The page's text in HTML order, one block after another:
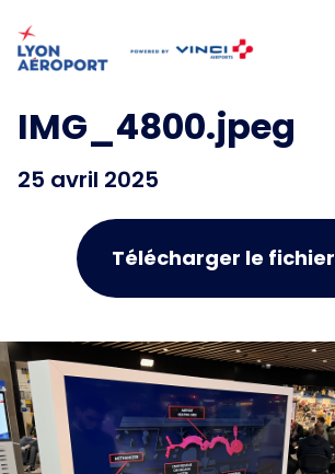
IMG_4800.jpeg
25 avril 2025
Télécharger le fichier